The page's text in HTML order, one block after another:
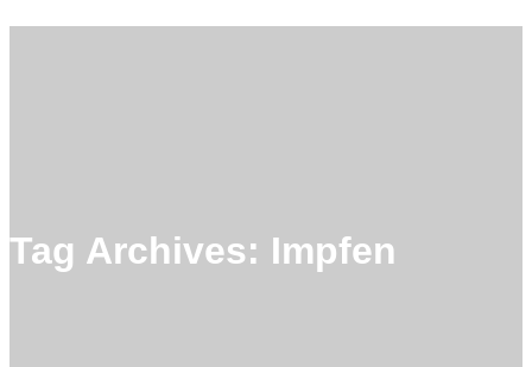
Tag Archives: Impfen